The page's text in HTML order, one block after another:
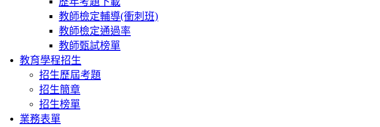
教師檢定輔導(衝刺班)
教師檢定通過率
教師甄試榜單
教育學程招生
招生歷屆考題
招生簡章
招生榜單
業務表單